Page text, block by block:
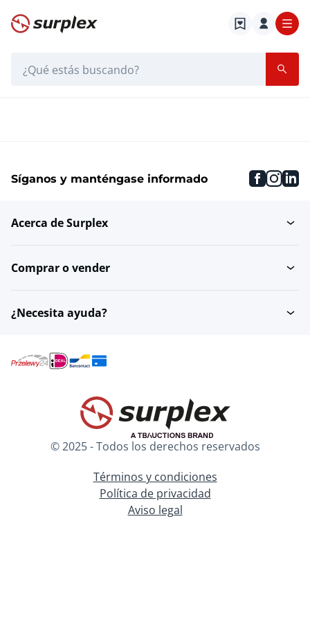
Página de inicio
Síganos y manténgase informado
Acerca de Surplex
Comprar o vender
¿Necesita ayuda?
© 2025 - Todos los derechos reservados
Términos y condiciones
Política de privacidad
Aviso legal